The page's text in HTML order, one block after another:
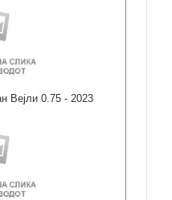
Вејли 0.75 - 2023